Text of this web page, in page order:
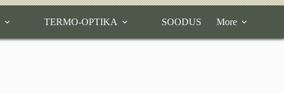
TERMO-OPTIKA SOODUS More